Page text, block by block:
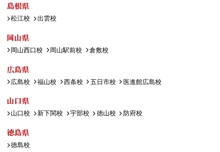
島根県
松江校 出雲校
岡山県
岡山西口校 岡山駅前校 倉敷校
広島県
広島校 福山校 西条校 五日市校 医進館広島校
山口県
山口校 新下関校 宇部校 徳山校 防府校
徳島県
徳島校